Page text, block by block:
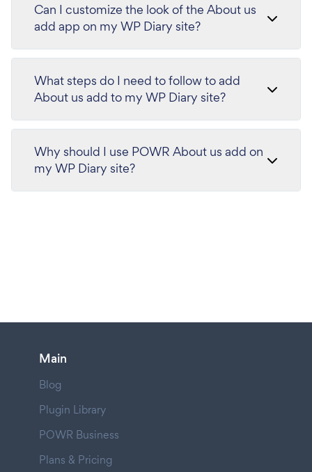
Can I customize the look of the About us
add app on my WP Diary site?
What steps do I need to follow to add
About us add to my WP Diary site?
Why should I use POWR About us add on
my WP Diary site?
Main
Blog
Plugin Library
POWR Business
Plans & Pricing